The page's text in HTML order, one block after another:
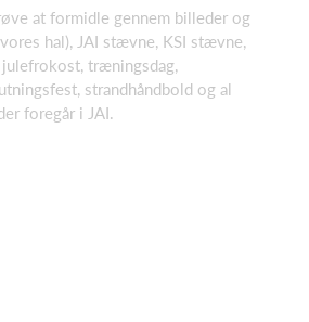
at formidle gennem billeder og
hal), JAI stævne, KSI stævne,
julefrokost, træningsdag,
strandhåndbold og al
foregår i JAI.